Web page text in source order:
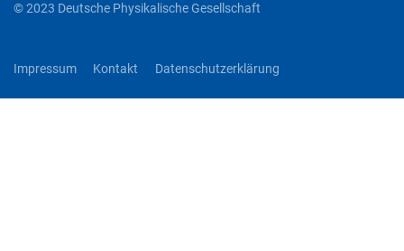
© 2023 Deutsche Physikalische Gesellschaft
Impressum Kontakt Datenschutzerklärung